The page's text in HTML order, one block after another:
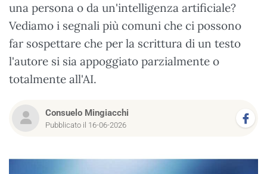
una persona o da un'intelligenza artificiale?
Vediamo i segnali più comuni che ci possono
far sospettare che per la scrittura di un testo
l'autore si sia appoggiato parzialmente o
totalmente all'AI.
Consuelo Mingiacchi
Pubblicato il 16-06-2026